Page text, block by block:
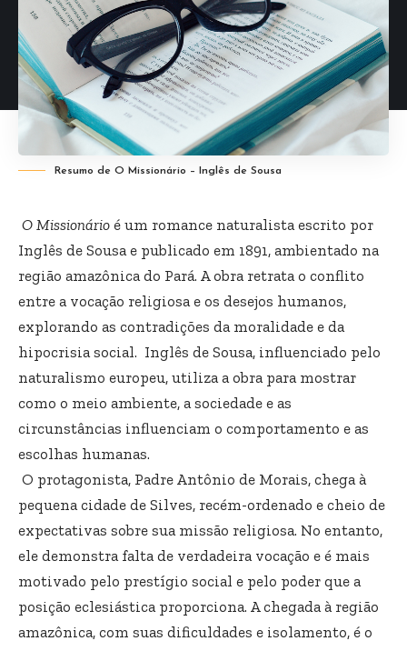
Resumo de O Missionário – Inglês de Sousa
O Missionário é um romance naturalista escrito por
Inglês de Sousa e publicado em 1891, ambientado na
região amazônica do Pará. A obra retrata o conflito
entre a vocação religiosa e os desejos humanos,
explorando as contradições da moralidade e da
hipocrisia social. Inglês de Sousa, influenciado pelo
naturalismo europeu, utiliza a obra para mostrar
como o meio ambiente, a sociedade e as
circunstâncias influenciam o comportamento e as
escolhas humanas.
O protagonista, Padre Antônio de Morais, chega à
pequena cidade de Silves, recém-ordenado e cheio de
expectativas sobre sua missão religiosa. No entanto,
ele demonstra falta de verdadeira vocação e é mais
motivado pelo prestígio social e pelo poder que a
posição eclesiástica proporciona. A chegada à região
amazônica, com suas dificuldades e isolamento, é o